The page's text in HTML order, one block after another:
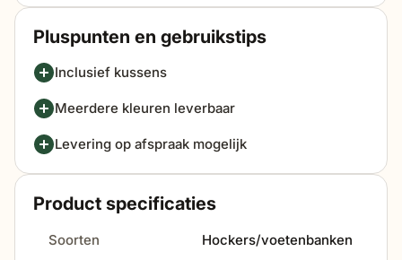
Pluspunten en gebruikstips
Inclusief kussens
Meerdere kleuren leverbaar
Levering op afspraak mogelijk
Product specificaties
Soorten Hockers/voetenbanken